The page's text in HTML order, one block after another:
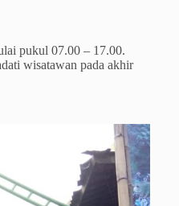
pukul 07.00 – 17.00.
wisatawan pada akhir